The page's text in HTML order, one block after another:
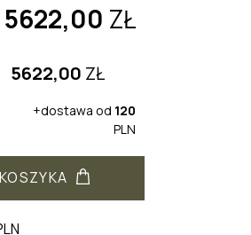
5622,00 ZŁ
5622,00 ZŁ
+dostawa od 120
PLN